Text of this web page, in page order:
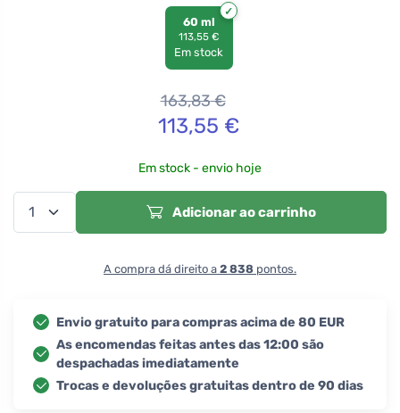
60 ml
113,55 €
Em stock
163,83€
113,55 €
Em stock - envio hoje
Adicionar ao carrinho
A compra dá direito a 2 838 pontos.
Envio gratuito para compras acima de 80 EUR
As encomendas feitas antes das 12:00 são
despachadas imediatamente
Trocas e devoluções gratuitas dentro de 90 dias